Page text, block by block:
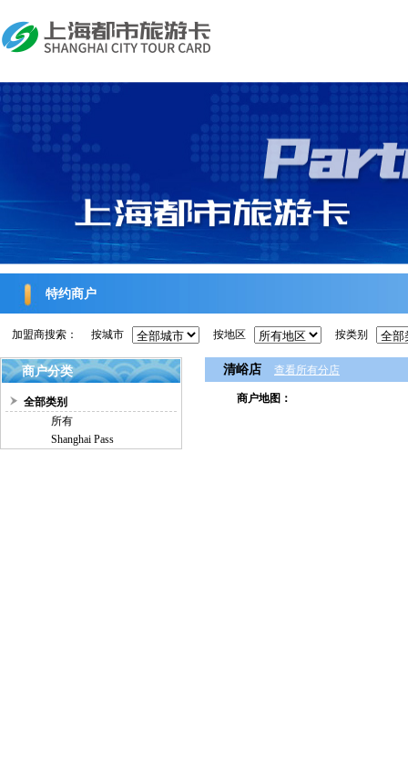
特约商户
加盟商搜索： 按城市 按地区 按类别
商户分类
全部类别
所有
Shanghai Pass
清峪店 查看所有分店
商户地图：